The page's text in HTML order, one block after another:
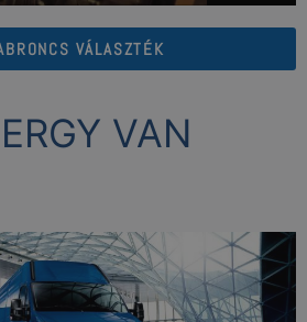
VÁLASZTÉK
VAN